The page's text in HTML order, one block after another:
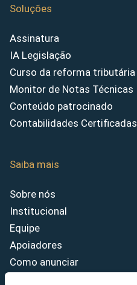
Soluções
Assinatura
IA Legislação
Curso da reforma tributária
Monitor de Notas Técnicas
Conteúdo patrocinado
Contabilidades Certificadas
Saiba mais
Sobre nós
Institucional
Equipe
Apoiadores
Como anunciar